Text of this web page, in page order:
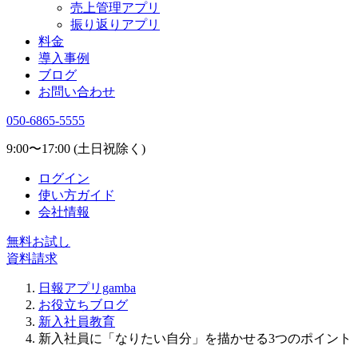
売上管理アプリ
振り返りアプリ
料金
導入事例
ブログ
お問い合わせ
050-6865-5555
9:00〜17:00 (土日祝除く)
ログイン
使い方ガイド
会社情報
無料お試し
資料請求
日報アプリgamba
お役立ちブログ
新入社員教育
新入社員に「なりたい自分」を描かせる3つのポイント